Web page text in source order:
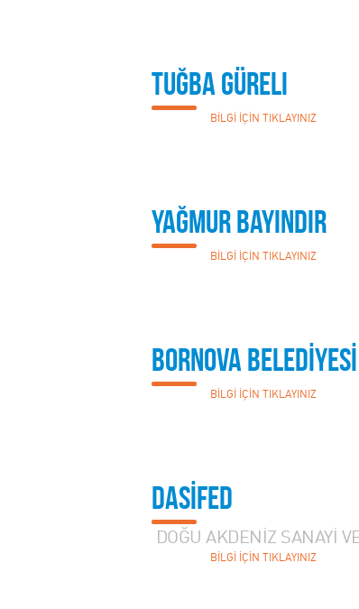
Tuğba Güreli
BİLGİ İÇİN TIKLAYINIZ
Yağmur Bayındır
BİLGİ İÇİN TIKLAYINIZ
BORNOVA BELEDİYESİ
BİLGİ İÇİN TIKLAYINIZ
DASİFED
DOĞU AKDENİZ SANAYİ
BİLGİ İÇİN TIKLAYINIZ